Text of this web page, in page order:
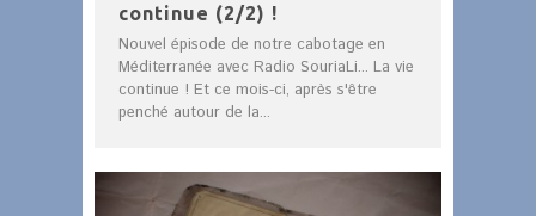
continue (2/2) !
Nouvel épisode de notre cabotage en
Méditerranée avec Radio SouriaLi... La vie
continue ! Et ce mois-ci, après s'être
penché autour de la...